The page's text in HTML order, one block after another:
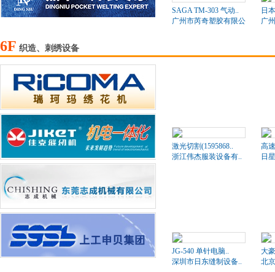
SAGA TM-303 气动..
广州市芮奇塑胶有限公司
日
广
6F 织造、刺绣设备
激光切割(1595868..
浙江伟杰服装设备有..
高
日
JG-540 单针电脑..
深圳市日东缝制设备..
大
北